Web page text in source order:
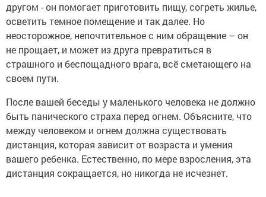
другом - он помогает приготовить пищу, согреть жилье,
осветить темное помещение и так далее. Но
неосторожное, непочтительное с ним обращение – он
не прощает, и может из друга превратиться в
страшного и беспощадного врага, всё сметающего на
своем пути.
После вашей беседы у маленького человека не должно
быть панического страха перед огнем. Объясните, что
между человеком и огнем должна существовать
дистанция, которая зависит от возраста и умения
вашего ребенка. Естественно, по мере взросления, эта
дистанция сокращается, но никогда не исчезнет.